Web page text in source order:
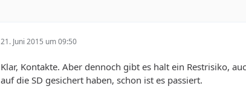
21. Juni 2015 um 09:50
Klar, Kontakte. Aber dennoch gibt es halt ein Restrisiko,
auf die SD gesichert haben, schon ist es passiert.